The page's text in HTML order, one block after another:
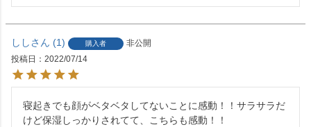
しし 1 購入者
非公開
投稿日
2022/07/14
寝起きでも顔がベタベタしてないことに感動！！サラサラだ
けど保湿しっかりされてて、こちらも感動！！